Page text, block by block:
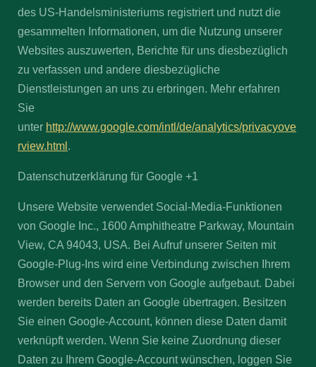
des US-Handelsministeriums registriert und nutzt die
gesammelten Informationen, um die Nutzung unserer
Websites auszuwerten, Berichte für uns diesbezüglich
zu verfassen und andere diesbezügliche
Dienstleistungen an uns zu erbringen. Mehr erfahren
Sie
unter http://www.google.com/intl/de/analytics/privacyove
rview.html.
Datenschutzerklärung für Google +1
Unsere Website verwendet Social-Media-Funktionen
von Google Inc., 1600 Amphitheatre Parkway, Mountain
View, CA 94043, USA. Bei Aufruf unserer Seiten mit
Google-Plug-Ins wird eine Verbindung zwischen Ihrem
Browser und den Servern von Google aufgebaut. Dabei
werden bereits Daten an Google übertragen. Besitzen
Sie einen Google-Account, können diese Daten damit
verknüpft werden. Wenn Sie keine Zuordnung dieser
Daten zu Ihrem Google-Account wünschen, loggen Sie